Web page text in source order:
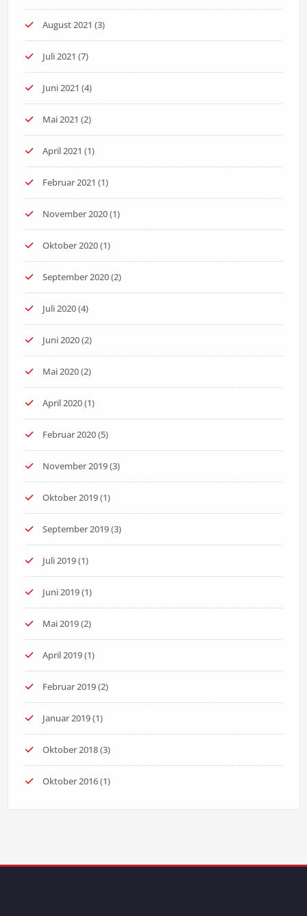
August 2021 (3)
Juli 2021 (7)
Juni 2021 (4)
Mai 2021 (2)
April 2021 (1)
Februar 2021 (1)
November 2020(1)
Oktober 2020(1)
September 2020(2)
Juli 2020(4)
Juni 2020(2)
Mai 2020(2)
April 2020(1)
Februar 2020(5)
November 2019(3)
Oktober 2019(1)
September 2019(3)
Juli 2019(1)
Juni 2019(1)
Mai 2019(2)
April 2019(1)
Februar 2019(2)
Januar 2019(1)
Oktober 2018(3)
Oktober 2016(1)